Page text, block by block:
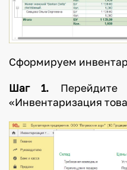
Сформируем
Шаг 1.
«Инвентаризация